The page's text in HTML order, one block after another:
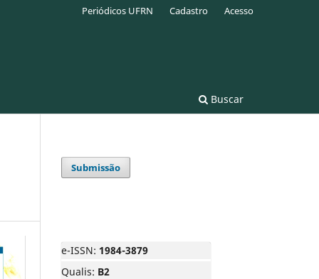
Buscar
Periódicos UFRN Cadastro Acesso
Submissão
e-ISSN: 1984-3879
Qualis: B2